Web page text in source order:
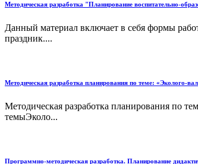
Методическая разработка "Планирование воспитательно-
Данный материал включает в себя формы
праздник....
Методическая разработка планирования по теме: «Эколого-
Методическая разработка планирования по
темыЭколо...
Программно-методическая разработка. Планирование